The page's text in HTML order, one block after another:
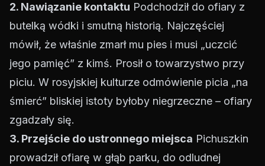
2. Nawiązanie kontaktu Podchodził do ofiary z
butelką wódki i smutną historią. Najczęściej
mówił, że właśnie zmarł mu pies i musi „uczcić
jego pamięć” z kimś. Prosił o towarzystwo przy
piciu. W rosyjskiej kulturze odmówienie picia „na
śmierć” bliskiej istoty byłoby niegrzeczne – ofiary
zgadzały się.
3. Przejście do ustronnego miejsca Pichuszkin
prowadził ofiarę w głąb parku, do odludnej